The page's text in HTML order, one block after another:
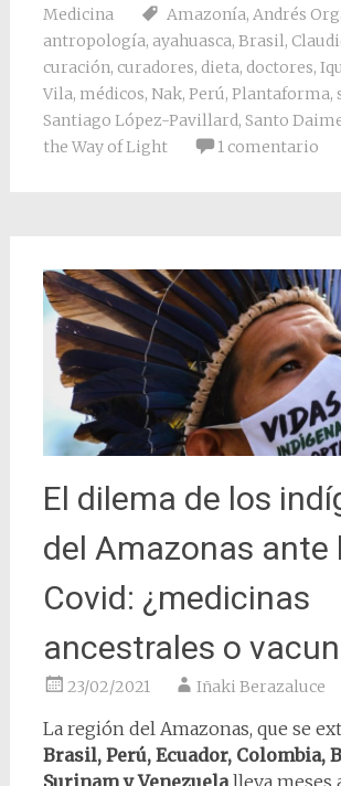
Medicina
Amazonía, Andrés
antropología, ayahuasca, Brasil,
curación, curadores, dieta, doctores,
Vila, médicos, Nak, Perú, Plantaforma,
Santiago López-Pavillard, Santo
the Way of Light
1 comentario
El dilema de los
del Amazonas ante
Covid: ¿medicinas
ancestrales o
23/02/2021 Iñaki Berazaluce
La región del Amazonas, que se
Brasil, Perú, Ecuador, Colombia,
Surinam y Venezuelalleva meses